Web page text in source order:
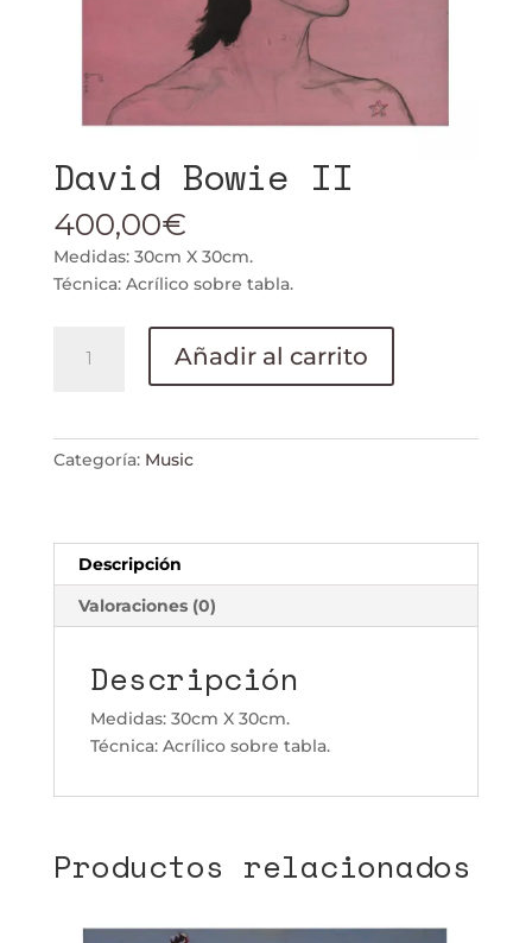
David Bowie II
400,00€
Medidas: 30cm X 30cm.
Técnica: Acrílico sobre tabla.
Bowie
Añadir al carrito
Categoría: Music
Descripción
Valoraciones (0)
Descripción
Medidas: 30cm X 30cm.
Técnica: Acrílico sobre tabla.
Productos relacionados